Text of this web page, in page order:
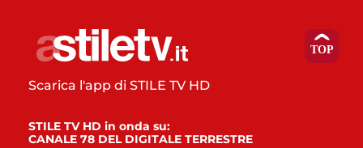
Scarica l'app di STILE TV HD
STILE TV HD in onda su:
CANALE 78 DEL DIGITALE TERRESTRE